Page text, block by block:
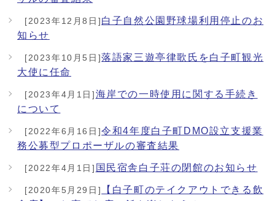
[2023年12月8日] 白子自然公園野球場利用停止のお
知らせ
[2023年10月5日]落語家三遊亭律歌氏を白子町観光
大使に任命
[2023年4月1日] 海岸での一時使用に関する手続き
について
[2022年6月16日]令和4年度白子町DMO設立支援業
務公募型プロポーザルの審査結果
[2022年4月1日] 国民宿舎白子荘の閉館のお知らせ
[2020年5月29日]
【白子町のテイクアウトできる飲